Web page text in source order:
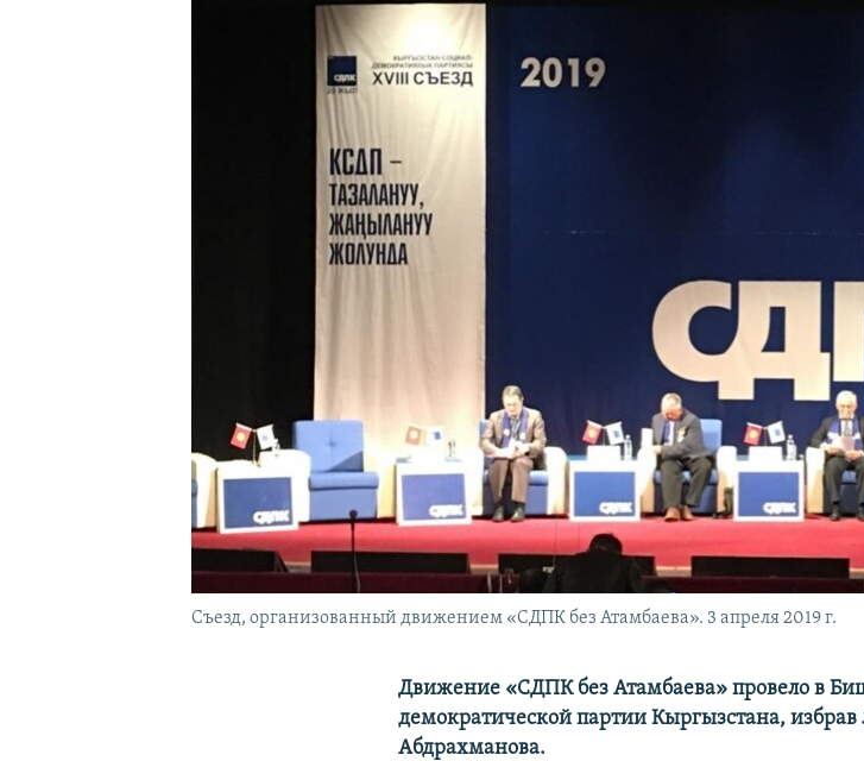
Съезд, организованный движением «СДПК без Атамбаева». 3 апреля 2019 г.
Движение «СДПК без Атамбаева» провело в
демократической партии Кыргызстана,
Абдрахманова.